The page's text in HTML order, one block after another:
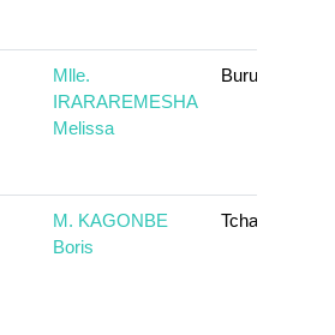
Mlle.
IRARAREMESHA
Melissa
Burundi
M. KAGONBE
Boris
Tchad